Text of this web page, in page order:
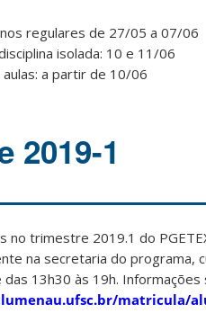
regulares de 27/05 a 07/06
isolada: 10 e 11/06
aulas: a partir de 10/06
2019-1
no trimestre 2019.1 do
na secretaria do programa,
13h30 às 19h.
matricula/